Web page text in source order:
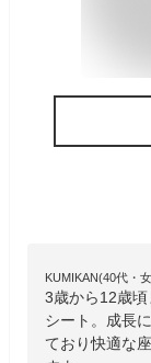
KUMIKAN(40代・
3歳から12歳
シート。成長
ており快適な